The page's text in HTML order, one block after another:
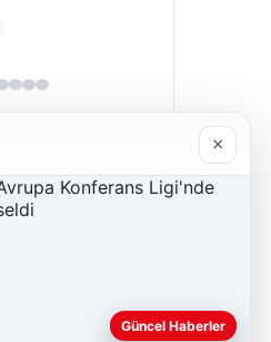
×
Güncel Haberler